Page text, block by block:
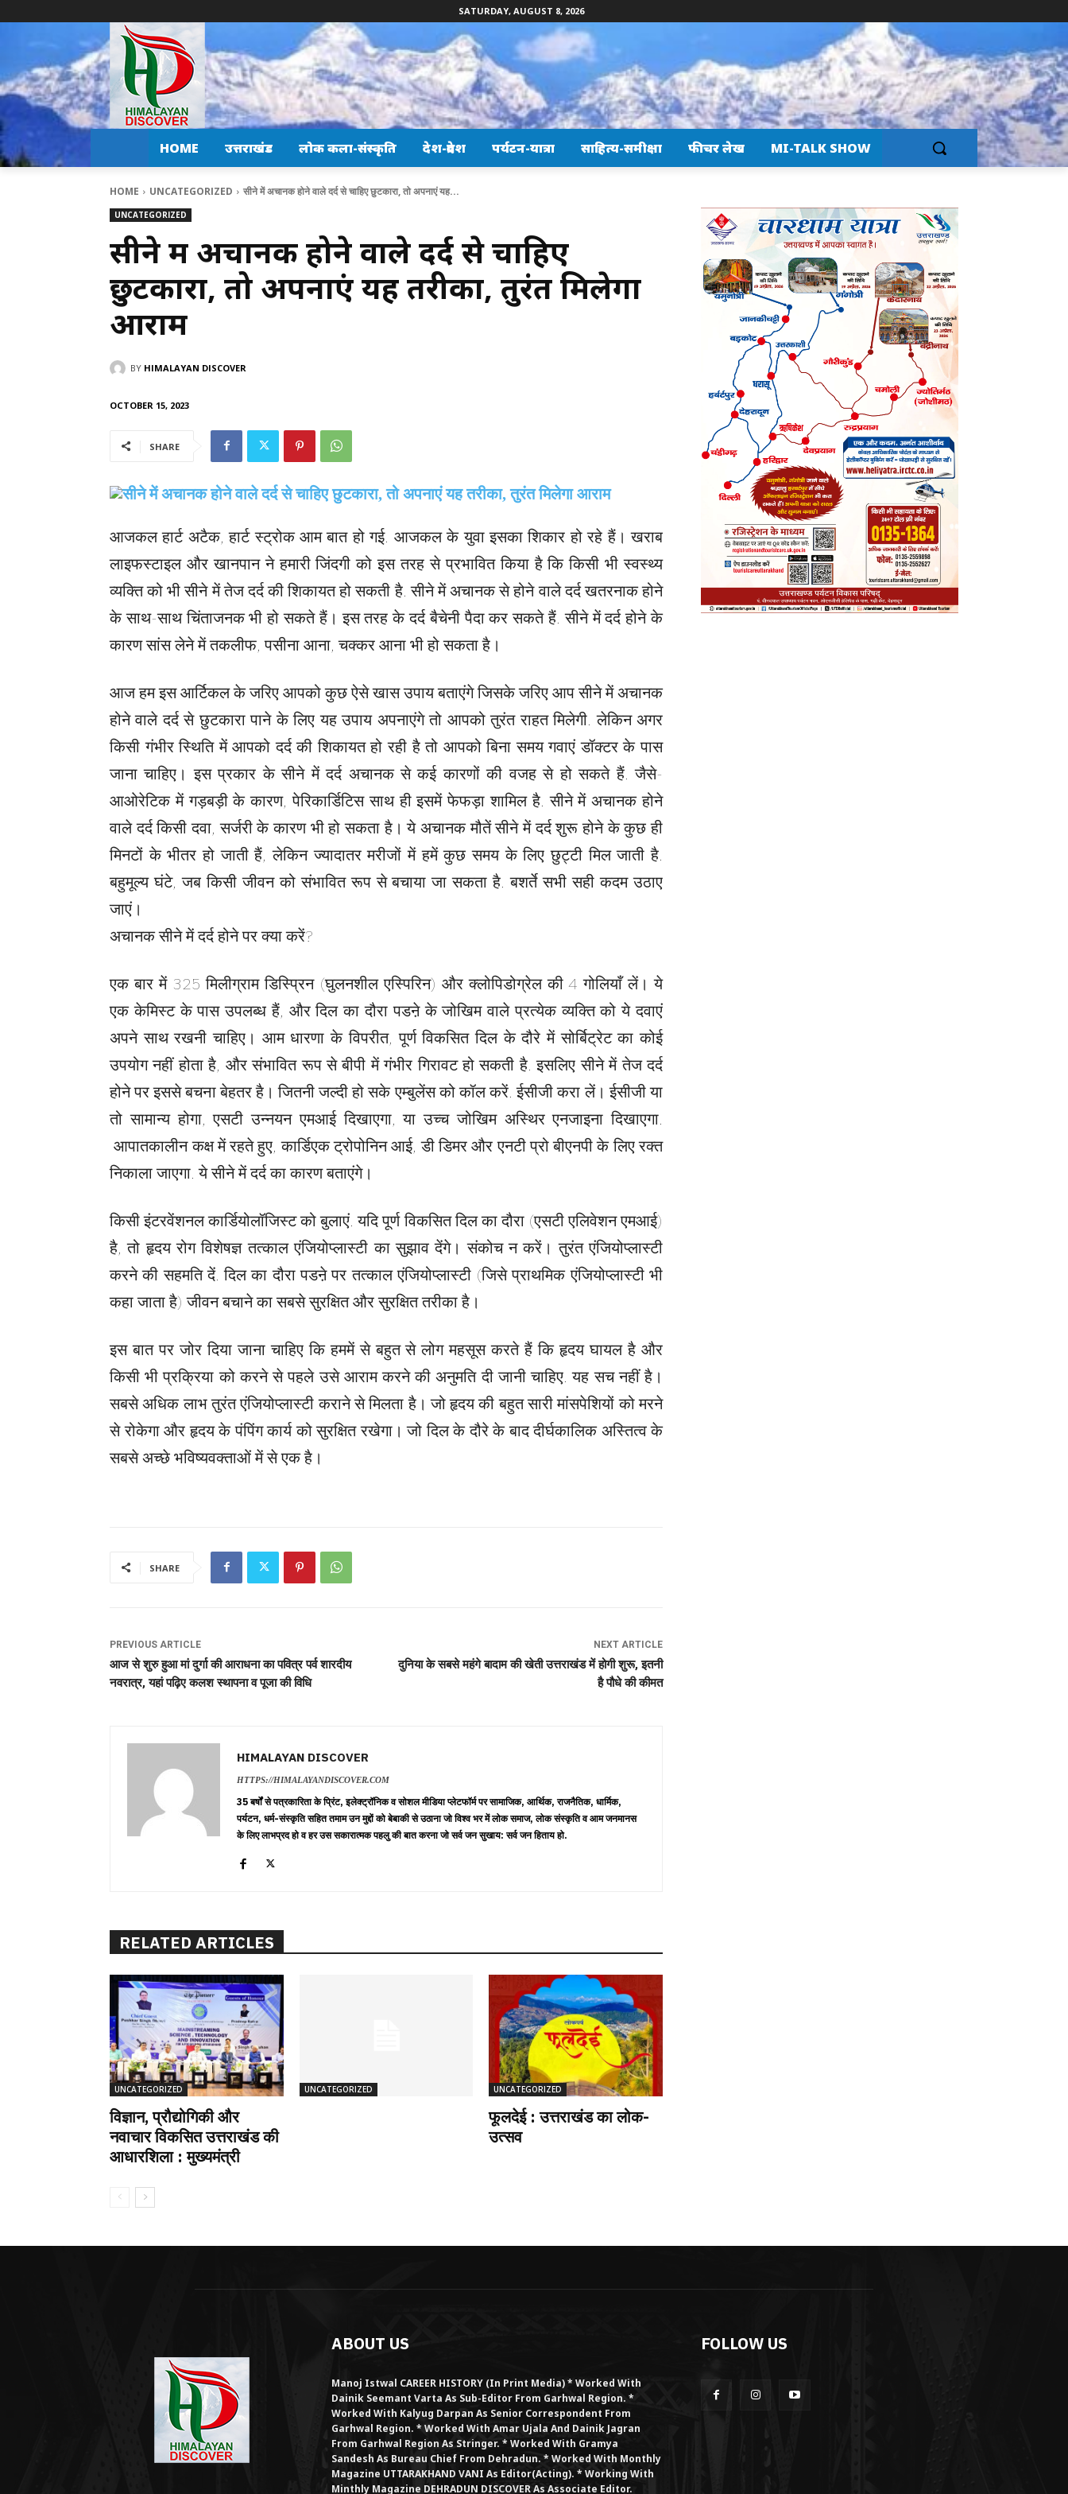
SATURDAY, AUGUST 8, 2026
HOME उत्तराखंड लोक कला-संस्कृति देश-प्रदेश पर्यटन-यात्रा साहित्य-समीक्षा फीचर लेख MI-TALK SHOW
HOME UNCATEGORIZED सीने में अचानक होने वाले दर्द से चाहिए छुटकारा, तो अपनाएं यह...
UNCATEGORIZED
सीने में अचानक होने वाले दर्द से चाहिए
छुटकारा, तो अपनाएं यह तरीका, तुरंत मिलेगा
आराम
BY HIMALAYAN DISCOVER
OCTOBER 15, 2023
SHARE
आजकल हार्ट अटैक, हार्ट स्ट्रोक आम बात हो गई. आजकल के युवा इसका शिकार हो रहे हैं। खराब
लाइफस्टाइल और खानपान ने हमारी जिंदगी को इस तरह से प्रभावित किया है कि किसी भी स्वस्थ्य
व्यक्ति को भी सीने में तेज दर्द की शिकायत हो सकती है. सीने में अचानक से होने वाले दर्द खतरनाक होने
के साथ-साथ चिंताजनक भी हो सकते हैं। इस तरह के दर्द बैचेनी पैदा कर सकते हैं. सीने में दर्द होने के
कारण सांस लेने में तकलीफ, पसीना आना, चक्कर आना भी हो सकता है।
आज हम इस आर्टिकल के जरिए आपको कुछ ऐसे खास उपाय बताएंगे जिसके जरिए आप सीने में अचानक
होने वाले दर्द से छुटकारा पाने के लिए यह उपाय अपनाएंगे तो आपको तुरंत राहत मिलेगी. लेकिन अगर
किसी गंभीर स्थिति में आपको दर्द की शिकायत हो रही है तो आपको बिना समय गवाएं डॉक्टर के पास
जाना चाहिए। इस प्रकार के सीने में दर्द अचानक से कई कारणों की वजह से हो सकते हैं. जैसे-
आओरेटिक में गड़बड़ी के कारण, पेरिकार्डिटिस साथ ही इसमें फेफड़ा शामिल है. सीने में अचानक होने
वाले दर्द किसी दवा, सर्जरी के कारण भी हो सकता है। ये अचानक मौतें सीने में दर्द शुरू होने के कुछ ही
मिनटों के भीतर हो जाती हैं, लेकिन ज्यादातर मरीजों में हमें कुछ समय के लिए छुट्टी मिल जाती है.
बहुमूल्य घंटे, जब किसी जीवन को संभावित रूप से बचाया जा सकता है. बशर्ते सभी सही कदम उठाए
जाएं।
अचानक सीने में दर्द होने पर क्या करें?
एक बार में 325 मिलीग्राम डिस्प्रिन (घुलनशील एस्पिरिन) और क्लोपिडोग्रेल की 4 गोलियाँ लें। ये
एक केमिस्ट के पास उपलब्ध हैं, और दिल का दौरा पडऩे के जोखिम वाले प्रत्येक व्यक्ति को ये दवाएं
अपने साथ रखनी चाहिए। आम धारणा के विपरीत, पूर्ण विकसित दिल के दौरे में सोर्बिट्रेट का कोई
उपयोग नहीं होता है, और संभावित रूप से बीपी में गंभीर गिरावट हो सकती है. इसलिए सीने में तेज दर्द
होने पर इससे बचना बेहतर है। जितनी जल्दी हो सके एम्बुलेंस को कॉल करें. ईसीजी करा लें। ईसीजी या
तो सामान्य होगा, एसटी उन्नयन एमआई दिखाएगा, या उच्च जोखिम अस्थिर एनजाइना दिखाएगा.
आपातकालीन कक्ष में रहते हुए, कार्डिएक ट्रोपोनिन आई, डी डिमर और एनटी प्रो बीएनपी के लिए रक्त
निकाला जाएगा. ये सीने में दर्द का कारण बताएंगे।
किसी इंटरवेंशनल कार्डियोलॉजिस्ट को बुलाएं. यदि पूर्ण विकसित दिल का दौरा (एसटी एलिवेशन एमआई)
है, तो हृदय रोग विशेषज्ञ तत्काल एंजियोप्लास्टी का सुझाव देंगे। संकोच न करें। तुरंत एंजियोप्लास्टी
करने की सहमति दें. दिल का दौरा पडऩे पर तत्काल एंजियोप्लास्टी (जिसे प्राथमिक एंजियोप्लास्टी भी
कहा जाता है) जीवन बचाने का सबसे सुरक्षित और सुरक्षित तरीका है।
इस बात पर जोर दिया जाना चाहिए कि हममें से बहुत से लोग महसूस करते हैं कि हृदय घायल है और
किसी भी प्रक्रिया को करने से पहले उसे आराम करने की अनुमति दी जानी चाहिए. यह सच नहीं है।
सबसे अधिक लाभ तुरंत एंजियोप्लास्टी कराने से मिलता है। जो हृदय की बहुत सारी मांसपेशियों को मरने
से रोकेगा और हृदय के पंपिंग कार्य को सुरक्षित रखेगा। जो दिल के दौरे के बाद दीर्घकालिक अस्तित्व के
सबसे अच्छे भविष्यवक्ताओं में से एक है।
SHARE
PREVIOUS ARTICLE
आज से शुरु हुआ मां दुर्गा की आराधना का पवित्र पर्व शारदीय
नवरात्र, यहां पढ़िए कलश स्थापना व पूजा की विधि
NEXT ARTICLE
दुनिया के सबसे महंगे बादाम की खेती उत्तराखंड में होगी शुरू, इतनी
है पौधे की कीमत
HIMALAYAN DISCOVER
HTTPS://HIMALAYANDISCOVER.COM
35 बर्षों से पत्रकारिता के प्रिंट, इलेक्ट्रॉनिक व सोशल मीडिया प्लेटफॉर्म पर सामाजिक, आर्थिक, राजनैतिक, धार्मिक,
पर्यटन, धर्म-संस्कृति सहित तमाम उन मुद्दों को बेबाकी से उठाना जो विश्व भर में लोक समाज, लोक संस्कृति व आम जनमानस
के लिए लाभप्रद हो व हर उस सकारात्मक पहलु की बात करना जो सर्व जन सुखाय: सर्व जन हिताय हो.
RELATED ARTICLES
UNCATEGORIZED
विज्ञान, प्रौद्योगिकी और
नवाचार विकसित उत्तराखंड की
आधारशिला : मुख्यमंत्री
UNCATEGORIZED UNCATEGORIZED
फूलदेई : उत्तराखंड का लोक-
उत्सव
ABOUT US
Manoj Istwal CAREER HISTORY (in Print Media) * Worked With
Dainik Seemant Varta As Sub-Editor From Garhwal Region. *
Worked With Kalyug Darpan As Senior Correspondent From
Garhwal Region. * Worked With Amar Ujala And Dainik Jagran
From Garhwal Region As Stringer. * Worked With Gramya
Sandesh As Bureau Chief From Dehradun. * Worked With Monthly
Magazine UTTARAKHAND VANI As Editor(Acting). * Working With
Minthly Magazine DEHRADUN DISCOVER As Associate Editor.
FOLLOW US